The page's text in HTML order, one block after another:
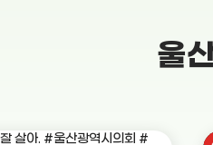
울